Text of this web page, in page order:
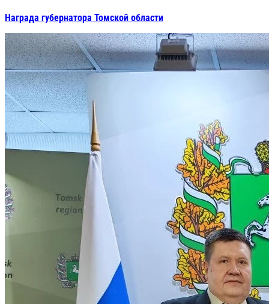
Награда губернатора Томской области